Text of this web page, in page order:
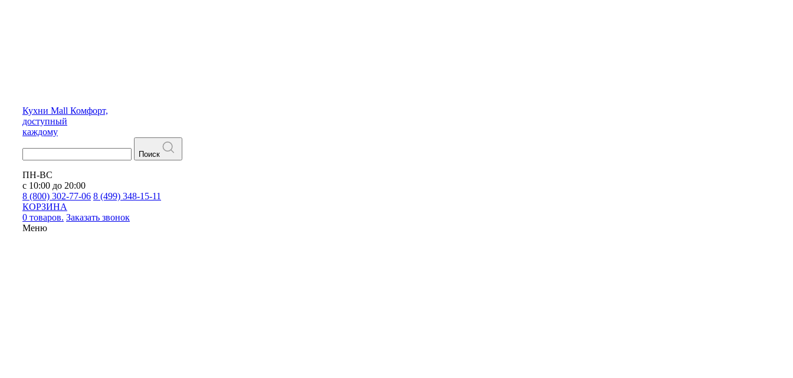
Кухни Mall Комфорт,
доступный
каждому
Поиск
ПН-ВС
с 10:00 до 20:00
8 (800) 302-77-06 8 (499) 348-15-11
КОРЗИНА
0 товаров. Заказать звонок
Меню